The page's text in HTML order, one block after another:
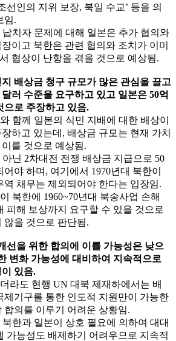
선인의 지위 보장, 북일 수교’ 등을 의
임.
치자 문제에 대해 일본은 추가 협의와
이고 북한은 관련 협의와 조치가 이미
협상이 난항을 겪을 것으로 예상됨.
배상금 청구 규모가 많은 관심을 끌고
러 수준을 요구하고 있고 일본은 50억
으로 주장하고 있음.
함께 일본의 식민 지배에 대한 배상이
하고 있는데, 배상금 규모는 현재 가치
를 것으로 예상됨.
닌 2차대전 전쟁 배상금 지급으로 50
야 하며, 여기에서 1970년대 북한이
역 채무는 제외되어야 한다는 입장임.
북한에 1960~70년대 북송사업 손해
피해 보상까지 요구할 수 있을 것으로
않을 것으로 판단됨.
선을 위한 합의에 이를 가능성은 낮으
변화 가능성에 대비하여 지속적으로
있음.
라도 현행 UN 대북 제재하에서는 배
제기구를 통한 인도적 지원만이 가능한
합의를 이루기 어려운 상황임.
한과 일본이 상호 필요에 의하여 대대
가능성도 배제하기 어려우므로 지속적